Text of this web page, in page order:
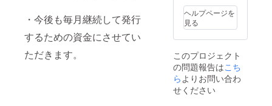
・今後も毎月継続して発行
するための資金にさせてい
ただきます。
すの
で、イ
メージ
に合わ
告がで
きま
す。 ※
サイズ
は
ヘルプページを
見る
このプロジェクト
の問題報告はこち
らよりお問い合わ
せください